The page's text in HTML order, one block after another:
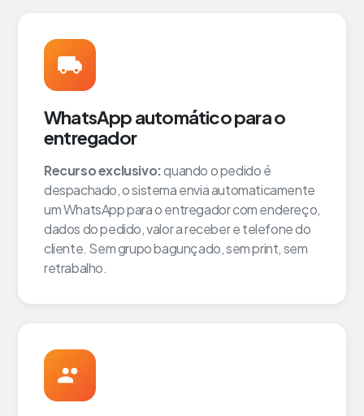
WhatsApp automático para o
entregador
Recurso exclusivo:quando o pedido é
despachado, o sistema envia automaticamente
um WhatsApp para o entregador com endereço,
dados do pedido, valor a receber e telefone do
cliente. Sem grupo bagunçado, sem print, sem
retrabalho.